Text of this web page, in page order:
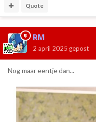
Quote
RM
2 april 2025 gepost
Nog maar eentje dan...